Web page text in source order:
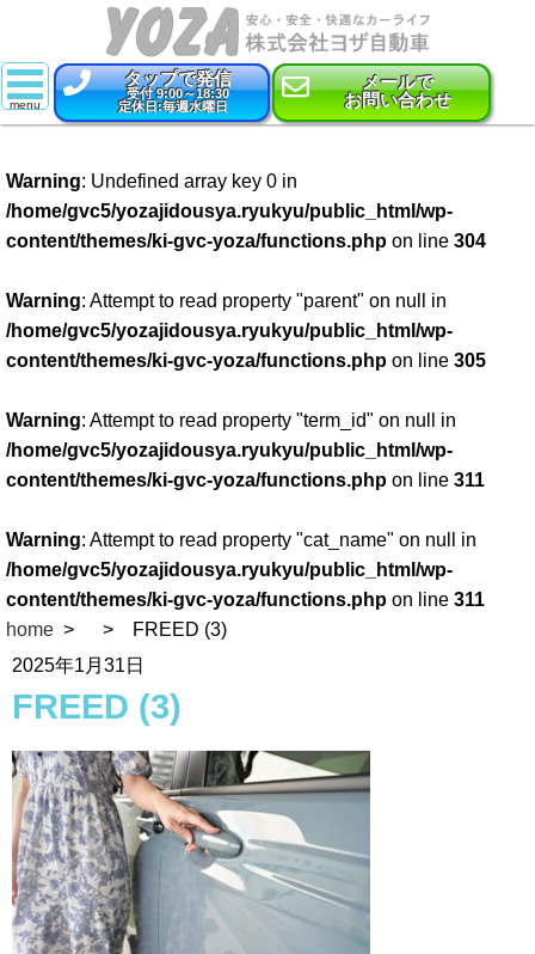
タップで発信
受付 9:00～18:30
定休日:毎週水曜日
メールで
お問い合わせ
新車
特選中古車
車検
点検・整備
コーティング
Warning: Undefined array key 0 in
/home/gvc5/yozajidousya.ryukyu/public_html/wp-
content/themes/ki-gvc-yoza/functions.php on line 304
Warning: Attempt to read property "parent" on null in
/home/gvc5/yozajidousya.ryukyu/public_html/wp-
content/themes/ki-gvc-yoza/functions.php on line 305
Warning: Attempt to read property "term_id" on null in
/home/gvc5/yozajidousya.ryukyu/public_html/wp-
content/themes/ki-gvc-yoza/functions.php on line 311
Warning: Attempt to read property "cat_name" on null in
/home/gvc5/yozajidousya.ryukyu/public_html/wp-
content/themes/ki-gvc-yoza/functions.php on line 311
home
FREED (3)
2025年1月31日
FREED (3)